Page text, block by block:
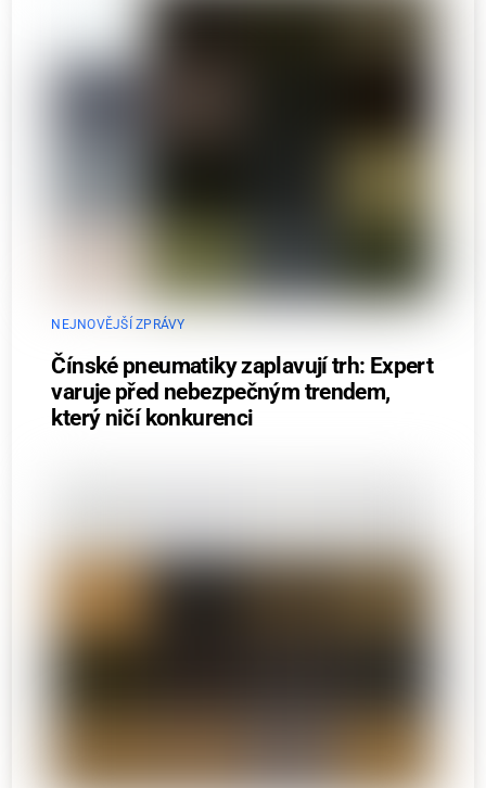
NEJNOVĚJŠÍ ZPRÁVY
Čínské pneumatiky zaplavují trh: Expert
varuje před nebezpečným trendem,
který ničí konkurenci